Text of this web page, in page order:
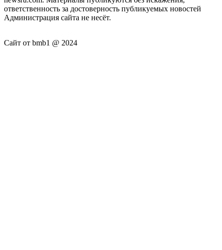
ответственность за достоверность публикуемых новостей
Администрация сайта не несёт.
Сайт от bmb1 @ 2024